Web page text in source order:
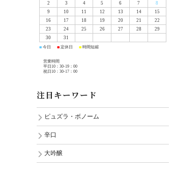
2
3 4 5 6 7
8
9
10 11 12 13 14
15
16
17 18 19 20 21
22
23
24 25 26 27 28
29
30
31
■ 今日 ■ 定休日 ■ 時間短縮
営業時間
平日10：30-19：00
祝日10：30-17：00
注目キーワード
ピュズラ・ボノーム
辛口
大吟醸